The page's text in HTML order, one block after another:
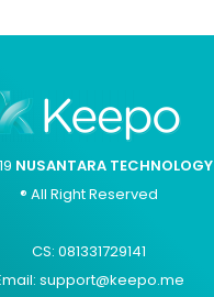
NUSANTARA TECHNOLOGY
® All Right Reserved
CS: 081331729141
support@keepo.me